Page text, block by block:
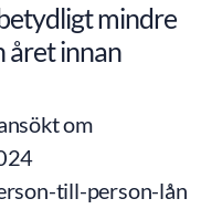
mindre
året innan
om
till-person-lån